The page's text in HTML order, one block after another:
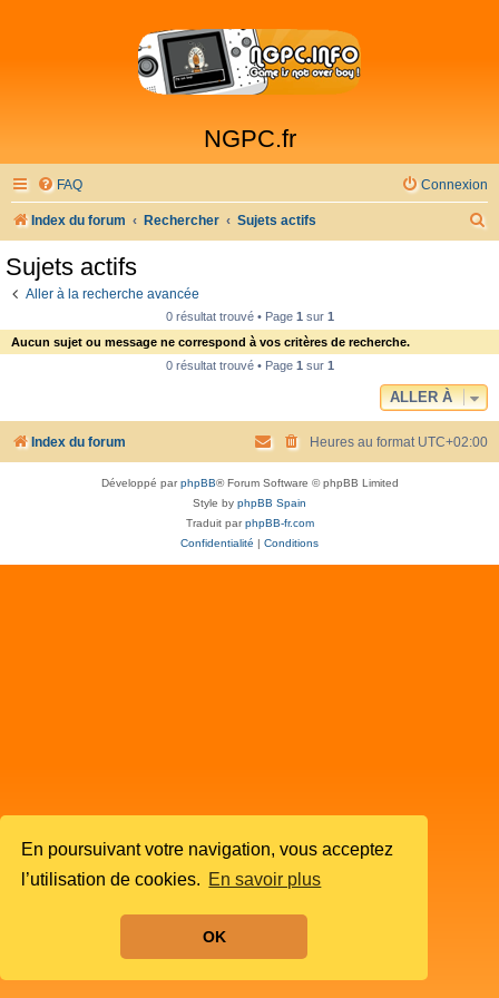
En poursuivant votre navigation, vous acceptez
l’utilisation de cookies. En savoir plus
OK
NGPC.fr
FAQ Connexion
Index du forum Rechercher Sujets actifs
h
Sujets actifs
Aller à la recherche avancée
0 résultat trouvé • Page 1sur 1
Aucun sujet ou message ne correspond à vos critères de recherche.
0 résultat trouvé • Page 1sur 1
ALLER À
Index du forum Heures au format UTC+02:00
Développé parphpBB® Forum Software © phpBB Limited
Style by phpBB Spain
Traduit parphpBB-fr.com
Confidentialité
Conditions